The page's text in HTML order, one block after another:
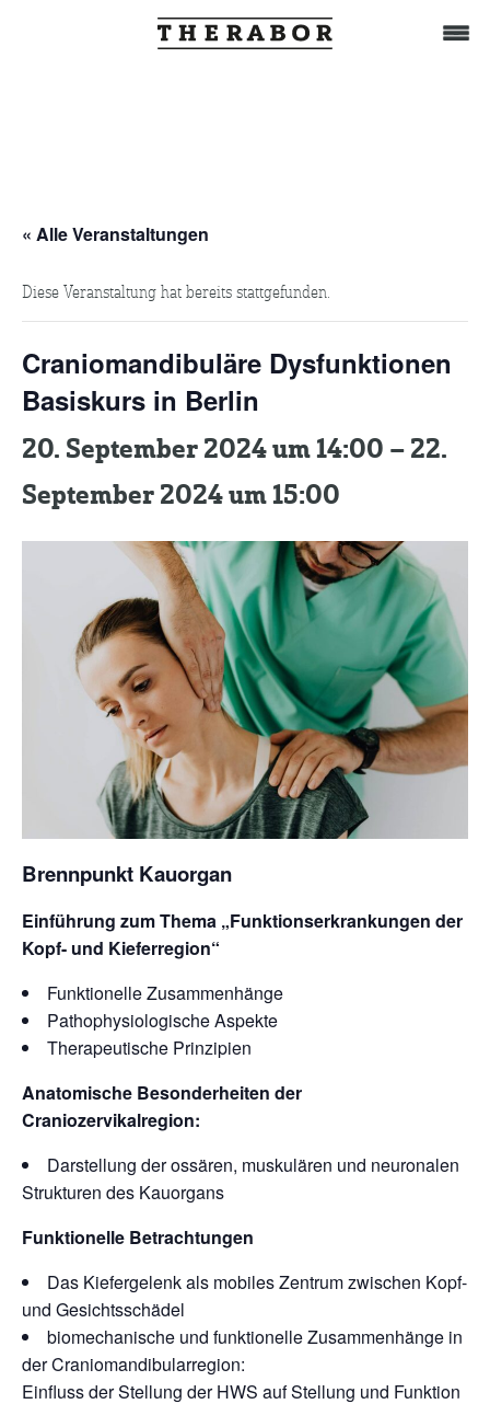
Das Team
TuWat
Therabor-Akademie
« Alle Veranstaltungen
Diese Veranstaltung hat bereits stattgefunden.
Craniomandibuläre Dysfunktionen
Basiskurs in Berlin
20. September 2024 um 14:00 – 22.
September 2024 um 15:00
Brennpunkt Kauorgan
Einführung zum Thema „Funktionserkrankungen der
Kopf- und Kieferregion“
Funktionelle Zusammenhänge
Pathophysiologische Aspekte
Therapeutische Prinzipien
Anatomische Besonderheiten der
Craniozervikalregion:
Darstellung der ossären, muskulären und neuronalen
Strukturen des Kauorgans
Funktionelle Betrachtungen
Das Kiefergelenk als mobiles Zentrum zwischen Kopf-
und Gesichtsschädel
biomechanische und funktionelle Zusammenhänge in
der Craniomandibularregion:
Einfluss der Stellung der HWS auf Stellung und Funktion